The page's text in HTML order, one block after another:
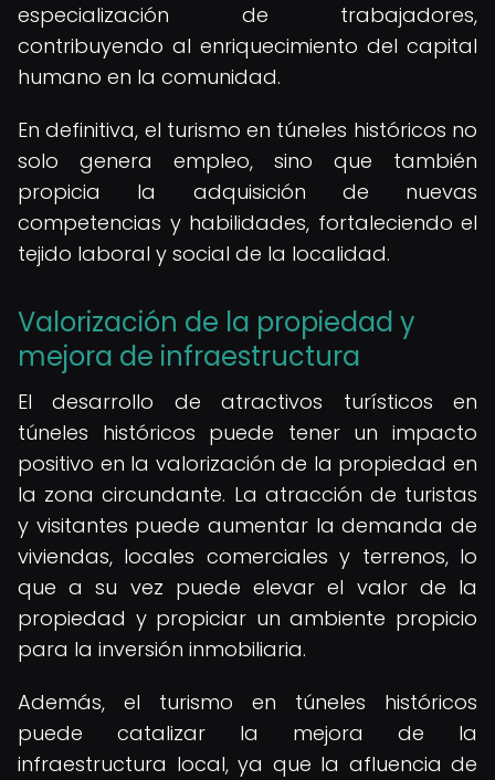
especialización de trabajadores,
contribuyendo al enriquecimiento del capital
humano en la comunidad.
En definitiva, el turismo en túneles históricos no
solo genera empleo, sino que también
propicia la adquisición de nuevas
competencias y habilidades, fortaleciendo el
tejido laboral y social de la localidad.
Valorización de la propiedad y
mejora de infraestructura
El desarrollo de atractivos turísticos en
túneles históricos puede tener un impacto
positivo en la valorización de la propiedad en
la zona circundante. La atracción de turistas
y visitantes puede aumentar la demanda de
viviendas, locales comerciales y terrenos, lo
que a su vez puede elevar el valor de la
propiedad y propiciar un ambiente propicio
para la inversión inmobiliaria.
Además, el turismo en túneles históricos
puede catalizar la mejora de la
infraestructura local, ya que la afluencia de